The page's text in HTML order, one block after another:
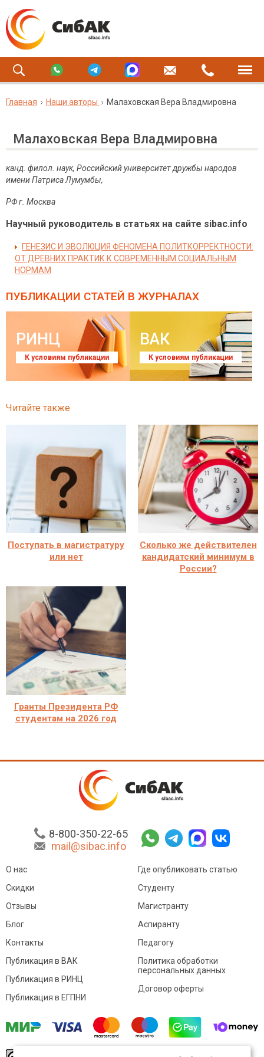
Главная Наши авторы Малаховская Вера Владмировна
Малаховская Вера Владмировна
канд. филол. наук, Российский университет дружбы народов
имени Патриса Лумумбы,
РФг Москва
Научный руководитель в статьях на сайте sibac.info
ГЕНЕЗИС И ЭВОЛЮЦИЯ ФЕНОМЕНА ПОЛИТКОРРЕКТНОСТИ:
ОТ ДРЕВНИХ ПРАКТИК К СОВРЕМЕННЫМ СОЦИАЛЬНЫМ
НОРМАМ
ПУБЛИКАЦИИ СТАТЕЙ В ЖУРНАЛАХ
РИНЦ
К условиям публикации
ВАК
К условиям публикации
Читайте также
Поступать в магистратуру
или нет
Сколько же действителен
кандидатский минимум в
России?
Гранты Президента РФ
студентам на 2026 год
8-800-350-22-65
mail@sibac.info
О нас
Скидки
Отзывы
Блог
Контакты
Где опубликовать статью
Студенту
Магистранту
Аспиранту
Педагогу
Публикация в ВАК
Публикация в РИНЦ
Публикация в ЕГПНИ
Политика обработки
персональных данных
Договор оферты